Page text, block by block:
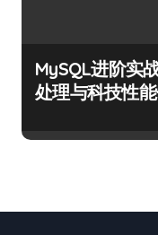
MySQL进阶实
处理与科技性